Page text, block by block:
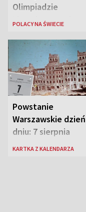
Olimpiadzie
Lingwistycznej
POLACY NA ŚWIECIE
Powstanie
Warszawskie
dniu: 7 sierpnia
KARTKA Z KALENDARZA